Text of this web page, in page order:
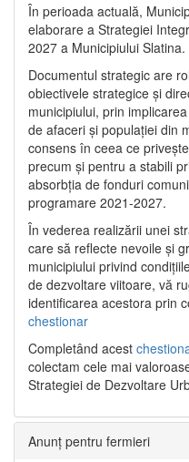
În perioada actuală,
elaborare a Strategiei
2027 a Municipiului Slatina.
Documentul strategic are
obiectivele strategice și
municipiului, prin
de afaceri și populației din
consens în ceea ce
precum și pentru a stabili
absorbția de fonduri
programare 2021-2027.
În vederea realizării unei
care să reflecte nevoile și
municipiului privind
de dezvoltare viitoare, vă
identificarea acestora prin
chestionar
Completând acest
colectam cele mai
Strategiei de Dezvoltare
Anunț pentru fermieri